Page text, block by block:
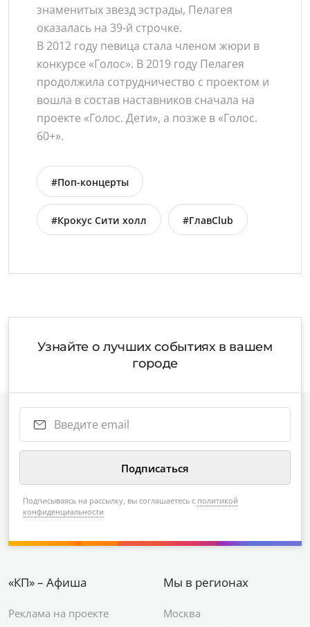
знаменитых звезд эстрады, Пелагея
оказалась на 39-й строчке.
В 2012 году певица стала членом жюри в
конкурсе «Голос». В 2019 году Пелагея
продолжила сотрудничество с проектом и
вошла в состав наставников сначала на
проекте «Голос. Дети», а позже в «Голос.
60+».
#Поп-концерты
#Крокус Сити холл #ГлавClub
Узнайте о лучших событиях в вашем
городе
Подписываясь на рассылку, вы соглашаетесь с политикой
конфиденциальности
«КП» – Афиша
Реклама на проекте
Мы в регионах
Москва